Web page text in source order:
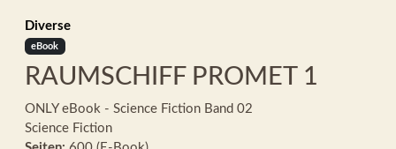
Diverse
eBook
RAUMSCHIFF PROMET 1
ONLY eBook - Science Fiction Band 02
Science Fiction